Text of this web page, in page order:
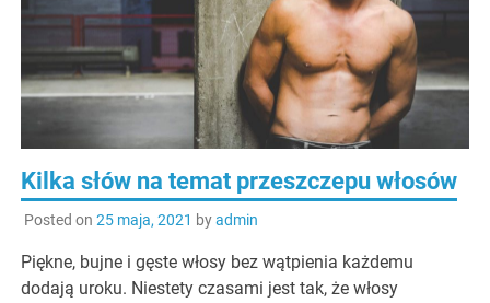
Kilka słów na temat przeszczepu włosów
Posted on 25 maja, 2021 byadmin
Piękne, bujne i gęste włosy bez wątpienia każdemu
dodają uroku. Niestety czasami jest tak, że włosy